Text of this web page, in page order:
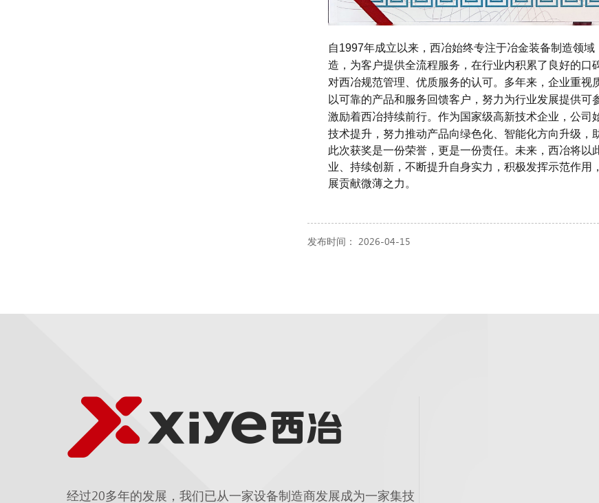
自1997年成立以来，西冶始终专注于冶金装备制造领
造，为客户提供全流程服务，在行业内积累了良好的口
对西冶规范管理、优质服务的认可。多年来，企业重
以可靠的产品和服务回馈客户，努力为行业发展提供可
激励着西冶持续前行。作为国家级高新技术企业，公
技术提升，努力推动产品向绿色化、智能化方向升级，
此次获奖是一份荣誉，更是一份责任。未来，西冶将
业、持续创新，不断提升自身实力，积极发挥示范作
展贡献微薄之力。
发布时间： 2026-04-15
经过20多年的发展，我们已从一家设备制造商发展成为一家集技